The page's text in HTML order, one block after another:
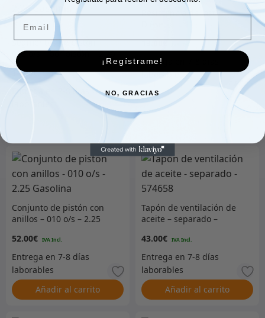
Segmentos de pistón –
010 o/s – por pistón – 2.25
Gasolina – RTC419010
14.00€
Resistencia de lastre –
13.00€
Conjunto de pistón con
anillos – 010 o/s – 2.25
52.00€
Añadir al carrito
Tapón de ventilación de
aceite – separado –
43.00€
Añadir al carrito
¡Regístrame!
NO, GRACIAS